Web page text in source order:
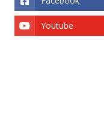
Youtube